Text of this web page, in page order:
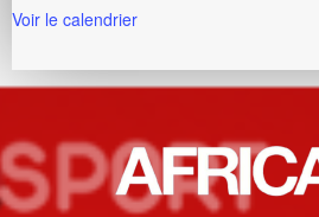
Voir le calendrier